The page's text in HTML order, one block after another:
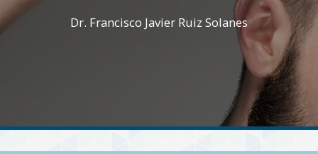
Dr. Francisco Javier Ruiz Solanes